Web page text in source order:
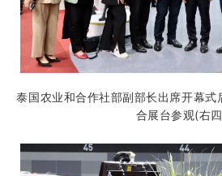
泰国农业和合作社部副部长出席开幕式
合展台参观(右